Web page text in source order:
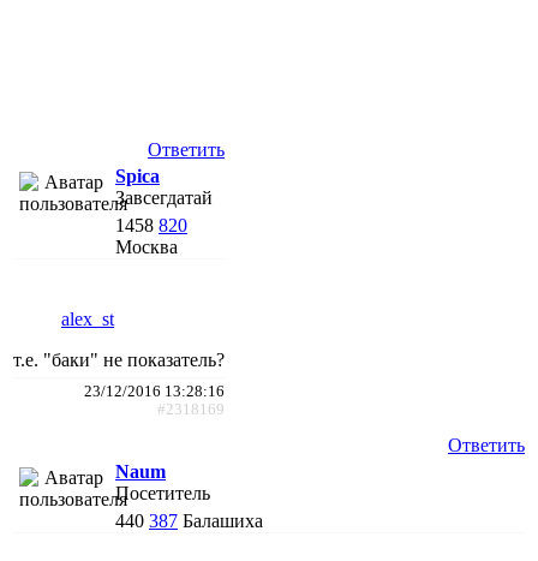
Ответить
Spica
Завсегдатай
1458 820
Москва
alex_st
т.е. "баки" не показатель?
23/12/2016 13:28:16
#2318169
Ответить
Naum
Посетитель
440 387 Балашиха